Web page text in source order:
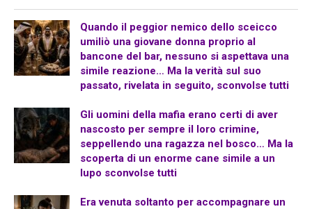
Quando il peggior nemico dello sceicco
umiliò una giovane donna proprio al
bancone del bar, nessuno si aspettava una
simile reazione… Ma la verità sul suo
passato, rivelata in seguito, sconvolse tutti
Gli uomini della mafia erano certi di aver
nascosto per sempre il loro crimine,
seppellendo una ragazza nel bosco… Ma la
scoperta di un enorme cane simile a un
lupo sconvolse tutti
Era venuta soltanto per accompagnare un